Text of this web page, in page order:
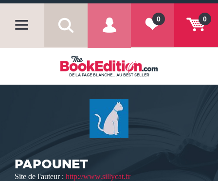
0
0
DE LA PAGE BLANCHE... AU BEST SELLER
PAPOUNET
Site de l'auteur : http://www.sillycat.fr